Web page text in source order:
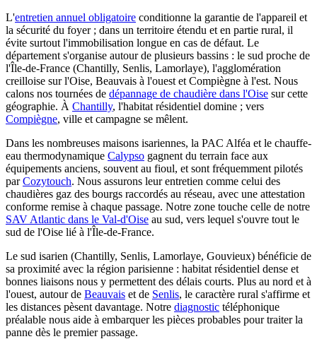
L'entretien annuel obligatoire conditionne la garantie de l'appareil et
la sécurité du foyer ; dans un territoire étendu et en partie rural, il
évite surtout l'immobilisation longue en cas de défaut. Le
département s'organise autour de plusieurs bassins : le sud proche de
l'Île-de-France (Chantilly, Senlis, Lamorlaye), l'agglomération
creilloise sur l'Oise, Beauvais à l'ouest et Compiègne à l'est. Nous
calons nos tournées de dépannage de chaudière dans l'Oise sur cette
géographie. À Chantilly, l'habitat résidentiel domine ; vers
Compiègne, ville et campagne se mêlent.
Dans les nombreuses maisons isariennes, la PAC Alféa et le chauffe-
eau thermodynamique Calypso gagnent du terrain face aux
équipements anciens, souvent au fioul, et sont fréquemment pilotés
parCozytouch. Nous assurons leur entretien comme celui des
chaudières gaz des bourgs raccordés au réseau, avec une attestation
conforme remise à chaque passage. Notre zone touche celle de notre
SAV Atlantic dans le Val-d'Oise au sud, vers lequel s'ouvre tout le
sud de l'Oise lié à l'Île-de-France.
Le sud isarien (Chantilly, Senlis, Lamorlaye, Gouvieux) bénéficie de
sa proximité avec la région parisienne : habitat résidentiel dense et
bonnes liaisons nous y permettent des délais courts. Plus au nord et à
l'ouest, autour de Beauvais et de Senlis, le caractère rural s'affirme et
les distances pèsent davantage. Notre diagnostic téléphonique
préalable nous aide à embarquer les pièces probables pour traiter la
panne dès le premier passage.